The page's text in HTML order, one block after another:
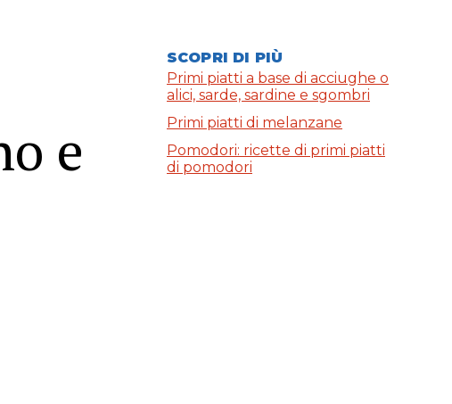
e
SCOPRI DI PIÙ
Primi piatti a base di acciughe o
alici, sarde, sardine e sgombri
Primi piatti di melanzane
Pomodori: ricette di primi piatti
di pomodori